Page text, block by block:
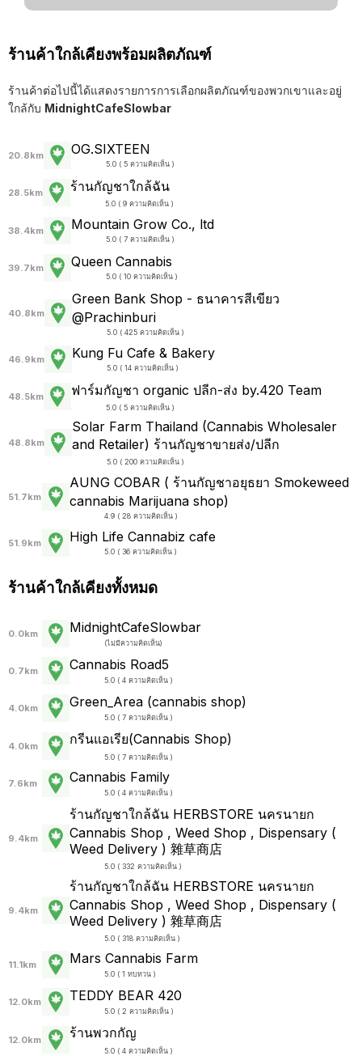
ร้านค้าใกล้เคียงพร้อมผลิตภัณฑ์
ร้านค้าต่อไปนี้ได้แสดงรายการการเลือกผลิตภัณฑ์ของพวกเขาและอยู่
ใกล้กับ MidnightCafeSlowbar
20.8km OG.SIXTEEN
5.0 ( 5 ความคิดเห็น )
28.5km ร้านกัญชาใกล้ฉัน
5.0 ( 9 ความคิดเห็น )
38.4km Mountain Grow Co., ltd
5.0 ( 7 ความคิดเห็น )
39.7km Queen Cannabis
5.0 ( 10 ความคิดเห็น )
40.8km
Green Bank Shop - ธนาคารสีเขียว
@Prachinburi
5.0 ( 425 ความคิดเห็น )
46.9km Kung Fu Cafe & Bakery
5.0 ( 14 ความคิดเห็น )
48.5km ฟาร์มกัญชา organic ปลีก-ส่ง by.420 Team
5.0 ( 5 ความคิดเห็น )
48.8km
Solar Farm Thailand (Cannabis Wholesaler
and Retailer) ร้านกัญชาขายส่ง/ปลีก
5.0 ( 200 ความคิดเห็น )
51.7km
AUNG COBAR ( ร้านกัญชาอยุธยา Smokeweed
cannabis Marijuana shop)
4.9 ( 28 ความคิดเห็น )
51.9km High Life Cannabiz cafe
5.0 ( 36 ความคิดเห็น )
ร้านค้าใกล้เคียงทั้งหมด
0.0km MidnightCafeSlowbar
(ไม่มีความคิดเห็น)
0.7km Cannabis Road5
5.0 ( 4 ความคิดเห็น )
4.0km Green_Area (cannabis shop)
5.0 ( 7 ความคิดเห็น )
4.0km กรีนแอเรีย(Cannabis Shop)
5.0 ( 7 ความคิดเห็น )
7.6km Cannabis Family
5.0 ( 4 ความคิดเห็น )
9.4km
ร้านกัญชาใกล้ฉัน HERBSTORE นครนายก
Cannabis Shop , Weed Shop , Dispensary (
Weed Delivery ) 雜草商店
5.0 ( 332 ความคิดเห็น )
9.4km
ร้านกัญชาใกล้ฉัน HERBSTORE นครนายก
Cannabis Shop , Weed Shop , Dispensary (
Weed Delivery ) 雜草商店
5.0 ( 318 ความคิดเห็น )
11.1km Mars Cannabis Farm
5.0 ( 1 ทบทวน )
12.0km TEDDY BEAR 420
5.0 ( 2 ความคิดเห็น )
12.0km ร้านพวกกัญ
5.0 ( 4 ความคิดเห็น )